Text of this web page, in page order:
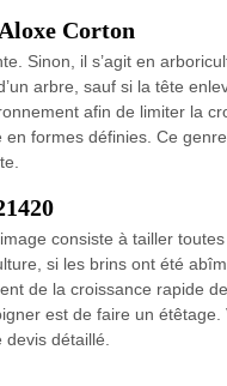
Corton
Sinon, il s’agit en
arbre, sauf si la tête
afin de limiter la
formes définies. Ce
consiste à tailler
si les brins ont été
de la croissance rapide
est de faire un étêtage.
détaillé.